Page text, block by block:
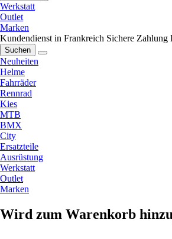
Werkstatt
Outlet
Marken
Kundendienst in Frankreich Sichere Zahlung
Suchen
Neuheiten
Helme
Fahrräder
Rennrad
Kies
MTB
BMX
City
Ersatzteile
Ausrüstung
Werkstatt
Outlet
Marken
Wird zum Warenkorb